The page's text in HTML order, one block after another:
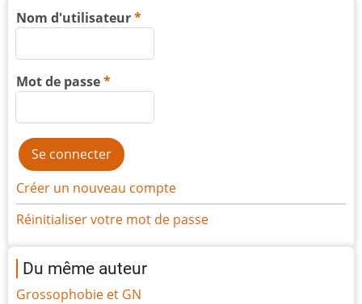
Nom d'utilisateur
Mot de passe
Créer un nouveau compte
Réinitialiser votre mot de passe
Du même auteur
Grossophobie et GN